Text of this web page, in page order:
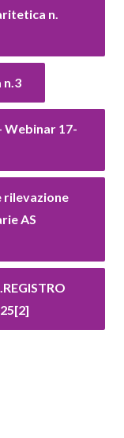
n.
n.3
Webinar 17-
rilevazione
AS